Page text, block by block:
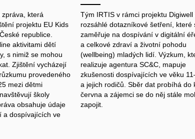
zpráva, která
projektu EU Kids
republice.
aktivitami dětí
s nimiž se mohou
Zjištění vycházejí
provedeného
mezi dětmi
školy
obsahuje údaje
a dospívajících ve
Tým IRTIS v rámci projektu Digiwell
rozsáhlé dotazníkové šetření, které
zaměřuje na dospívání v digitální
a celkové zdraví a životní pohodu
(wellbeing) mladých lidí. Výzkum,
realizuje agentura SC&C, mapuje
zkušenosti dospívajících ve věku
a jejich rodičů. Sběr dat probíhá do
června a zájemci se do něj stále
zapojit.